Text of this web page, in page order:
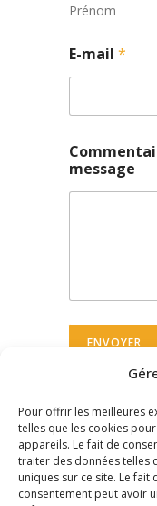
Pour offrir les meilleures
telles que les cookies
appareils. Le fait de
traiter des données telles
uniques sur ce site. Le
consentement peut avoir
Prénom
E-mail *
message
ENVOYER